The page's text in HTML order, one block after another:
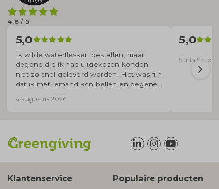
4,8 / 5
5,0
Ik wilde waterflessen bestellen, maar
degene die ik had uitgekozen konden
niet zo snel geleverd worden. Het was fijn
dat ik met iemand kon bellen en degene
korte termijn geleverd konden worden.
4 augustus 2026
5,0
Surin
Klantenservice Populaire producten